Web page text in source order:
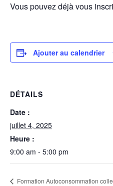
Vous pouvez déjà vous
Ajouter au calendrier
DÉTAILS
Date :
juillet 4, 2025
Heure :
9:00 am - 5:00 pm
Formation Autoconsommation